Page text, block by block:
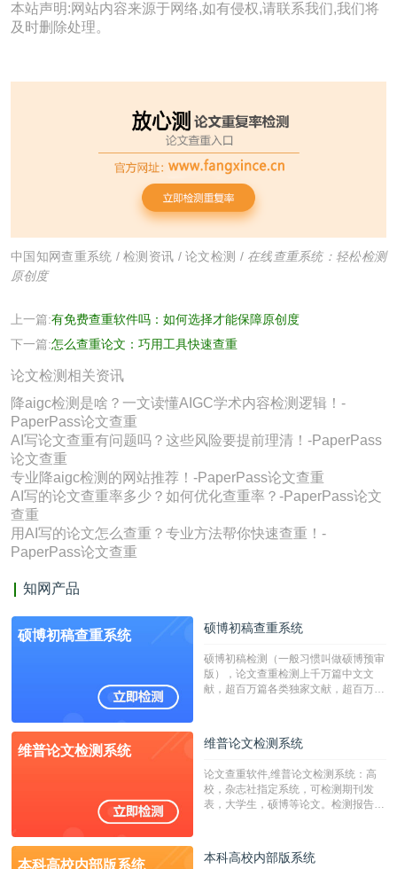
本站声明:网站内容来源于网络,如有侵权,请联系我们,我们将
及时删除处理。
中国知网查重系统 /检测资讯 / 论文检测 / 在线查重系统：轻松检测
原创度
上一篇:有免费查重软件吗：如何选择才能保障原创度
下一篇:怎么查重论文：巧用工具快速查重
论文检测相关资讯
降aigc检测是啥？一文读懂AIGC学术内容检测逻辑！-
PaperPass论文查重
AI写论文查重有问题吗？这些风险要提前理清！-PaperPass
论文查重
专业降aigc检测的网站推荐！-PaperPass论文查重
AI写的论文查重率多少？如何优化查重率？-PaperPass论文
查重
用AI写的论文怎么查重？专业方法帮你快速查重！-
PaperPass论文查重
知网产品
硕博初稿查重系统 硕博初稿查重系统
硕博初稿检测（一般习惯叫做硕博预审
版），论文查重检测上千万篇中文文
献，超百万篇各类独家文献，超百万港
校用来检测硕博论文的系统，检测范围
广，数据来源真实，检测算法合理!本
字符数30万）
维普论文检测系统 维普论文检测系统
论文查重软件,维普论文检测系统：高
校，杂志社指定系统，可检测期刊发
表，大学生，硕博等论文。检测报告支
本科高校内部版系统 本科高校内部版系统